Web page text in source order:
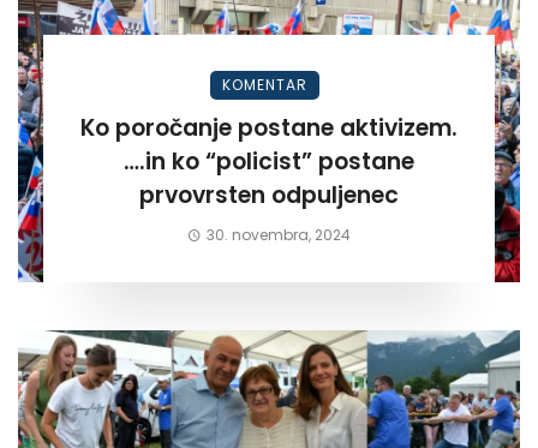
KOMENTAR
Ko poročanje postane aktivizem.
….in ko “policist” postane
prvovrsten odpuljenec
30. novembra, 2024